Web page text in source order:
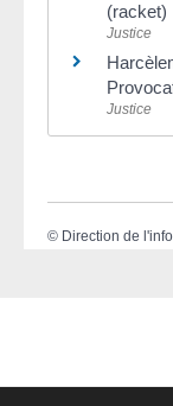
(racket)
Justice
Justice
© Direction de